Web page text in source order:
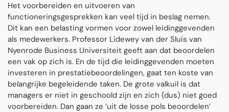
Het voorbereiden en uitvoeren van
functioneringsgesprekken kan veel tijd in beslag nemen.
Dit kan een belasting vormen voor zowel leidinggevenden
als medewerkers. Professor Lidewey van der Sluis van
Nyenrode Business Universiteit geeft aan dat beoordelen
een vak op zich is. En de tijd die leidinggevenden moeten
investeren in prestatiebeoordelingen, gaat ten koste van
belangrijke begeleidende taken. De grote valkuil is dat
managers er niet in geschoold zijn en zich (dus) niet goed
voorbereiden. Dan gaan ze ‘uit de losse pols beoordelen’